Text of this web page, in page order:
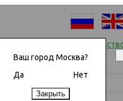
Ваш город Москва?
Да
Нет
Начать